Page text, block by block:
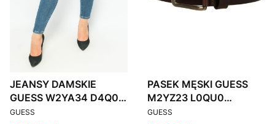
JEANSY DAMSKIE
GUESS W2YA34 D4Q02
GRANATOWE
PRODUCENT
GUESS
PASEK MĘSKI GUESS
M2YZ23 L0QU0
CIEMNOBRĄZOWY
PRODUCENT
GUESS